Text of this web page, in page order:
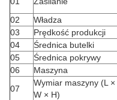
02
Władza
03
Prędkość produkcji
04
Średnica butelki
05
Średnica pokrywy
06
Maszyna
07
Wymiar maszyny (L ×
W × H)